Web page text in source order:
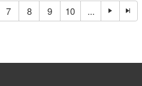
7 8 9 10 ...